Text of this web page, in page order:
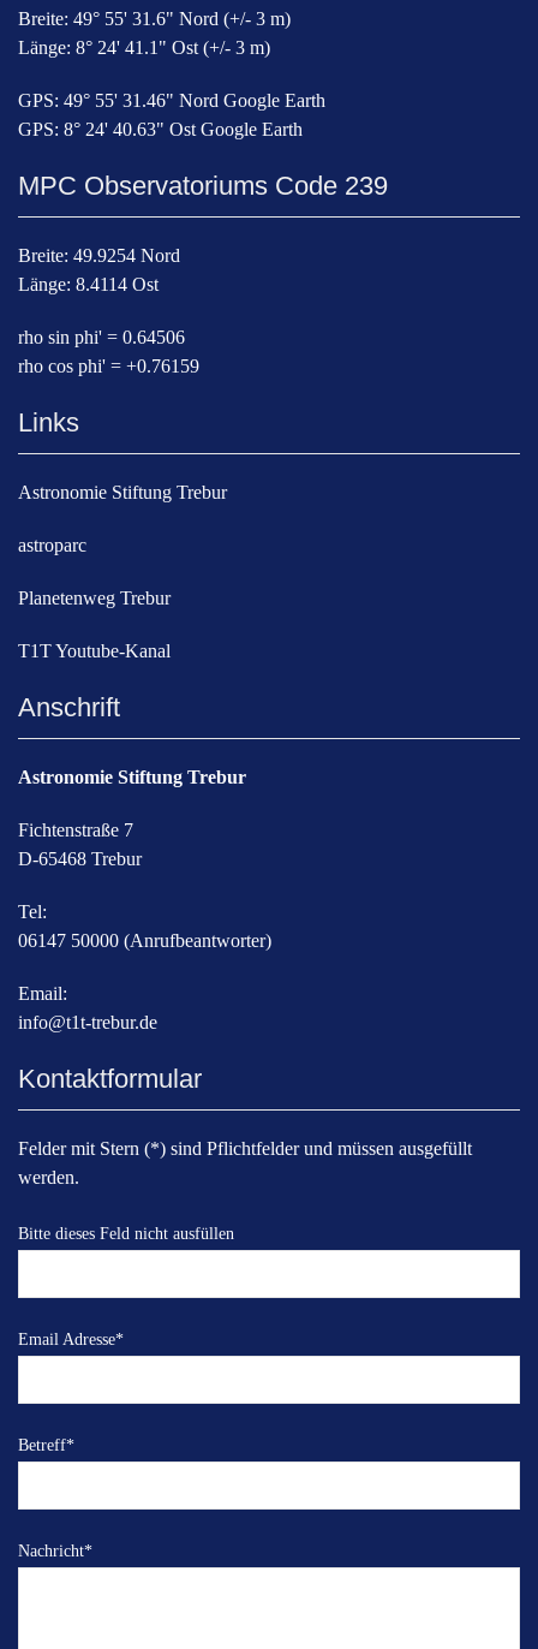
Breite: 49° 55' 31.6" Nord (+/- 3 m)
Länge: 8° 24' 41.1" Ost (+/- 3 m)
GPS: 49° 55' 31.46" Nord Google Earth
GPS: 8° 24' 40.63" Ost Google Earth
MPC Observatoriums Code 239
Breite: 49.9254 Nord
Länge: 8.4114 Ost
rho sin phi' = 0.64506
rho cos phi' = +0.76159
Links
Astronomie Stiftung Trebur
astroparc
Planetenweg Trebur
T1T Youtube-Kanal
Anschrift
Astronomie Stiftung Trebur
Fichtenstraße 7
D-65468 Trebur
Tel:
06147 50000 (Anrufbeantworter)
Email:
info@t1t-trebur.de
Kontaktformular
Felder mit Stern (*) sind Pflichtfelder und müssen ausgefüllt
werden.
Bitte dieses Feld nicht ausfüllen
Email Adresse*
Betreff*
Nachricht*